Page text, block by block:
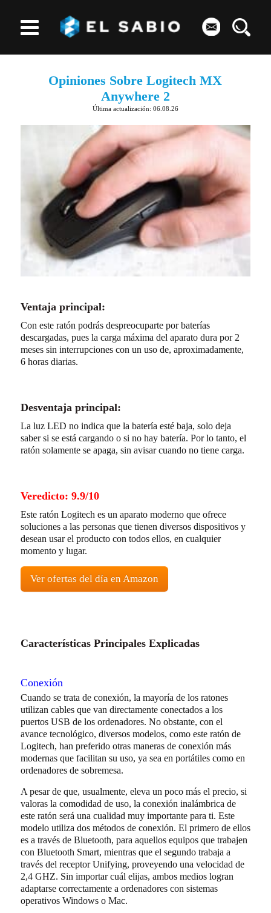
Opiniones Sobre Logitech MX
Anywhere 2
Última actualización: 06.08.26
Ventaja principal:
Con este ratón podrás despreocuparte por baterías
descargadas, pues la carga máxima del aparato dura por 2
meses sin interrupciones con un uso de, aproximadamente,
6 horas diarias.
Desventaja principal:
La luz LED no indica que la batería esté baja, solo deja
saber si se está cargando o si no hay batería. Por lo tanto, el
ratón solamente se apaga, sin avisar cuando no tiene carga.
Veredicto: 9.9/10
Este ratón Logitech es un aparato moderno que ofrece
soluciones a las personas que tienen diversos dispositivos y
desean usar el producto con todos ellos, en cualquier
momento y lugar.
Ver ofertas del día en Amazon
Características Principales Explicadas
Conexión
Cuando se trata de conexión, la mayoría de los ratones
utilizan cables que van directamente conectados a los
puertos USB de los ordenadores. No obstante, con el
avance tecnológico, diversos modelos, como este ratón de
Logitech, han preferido otras maneras de conexión más
modernas que facilitan su uso, ya sea en portátiles como en
ordenadores de sobremesa.
A pesar de que, usualmente, eleva un poco más el precio, si
valoras la comodidad de uso, la conexión inalámbrica de
este ratón será una cualidad muy importante para ti. Este
modelo utiliza dos métodos de conexión. El primero de ellos
es a través de Bluetooth, para aquellos equipos que trabajen
con Bluetooth Smart, mientras que el segundo trabaja a
través del receptor Unifying, proveyendo una velocidad de
2,4 GHZ. Sin importar cuál elijas, ambos medios logran
adaptarse correctamente a ordenadores con sistemas
operativos Windows o Mac.